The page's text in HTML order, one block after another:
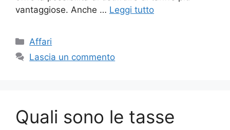
vantaggiose. Anche … Leggi tutto
Categorie
Affari
Lascia un commento
Quali sono le tasse